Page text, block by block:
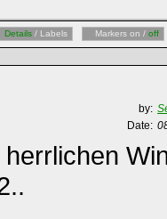
Details / Labels Markers on / off
by:
Date: